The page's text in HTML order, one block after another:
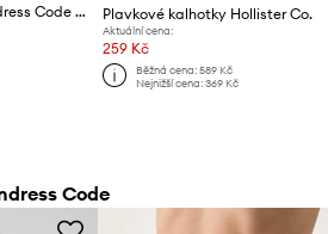
Plavková podprsenka Undress Code Capri Sun Bikini Top Plavkové kalhotky Hollister Co.
Aktuální cena:
259 Kč
Běžná cena: 589 Kč
Nejnižší cena: 369 Kč
Code